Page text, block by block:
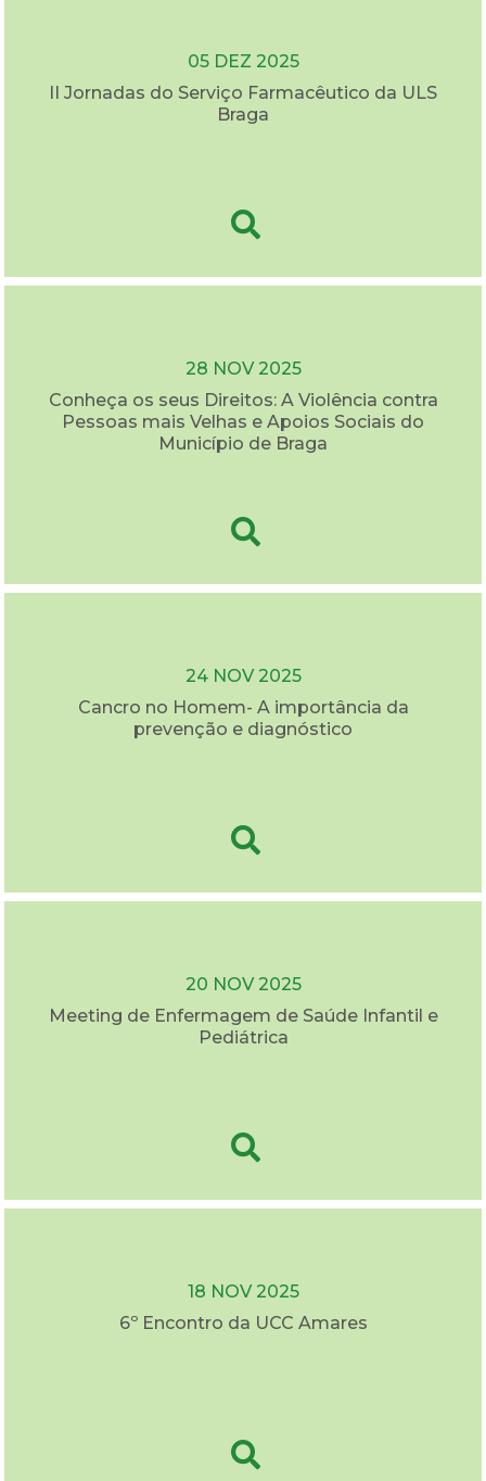
05 DEZ 2025
II Jornadas do Serviço Farmacêutico da ULS
Braga
28 NOV 2025
Conheça os seus Direitos: A Violência contra
Pessoas mais Velhas e Apoios Sociais do
Município de Braga
24 NOV 2025
Cancro no Homem- A importância da
prevenção e diagnóstico
20 NOV 2025
Meeting de Enfermagem de Saúde Infantil e
Pediátrica
18 NOV 2025
6º Encontro da UCC Amares